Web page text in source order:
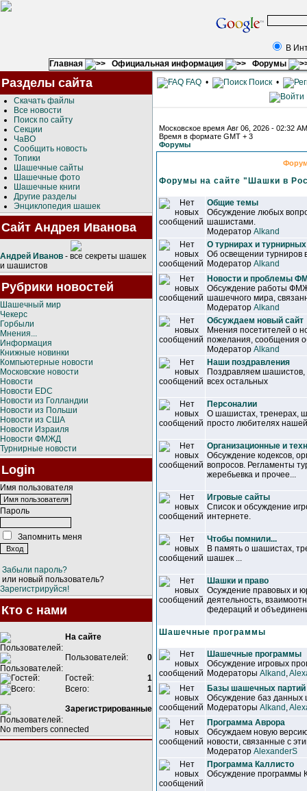
В
Главная
Официальная информация Форумы
Разделы сайта
Скачать файлы
Все новости
Поиск по сайту
Секции
ЧаВО
Сообщить новость
Топики
Шашечные сайты
Шашечные фото
Шашечные книги
Другие разделы
Энциклопедия шашек
Сайт Андрея Иванова
Андрей Иванов - все секреты шашек
и шашистов
Рубрики новостей
Шашечный мир
Чекерс
Горбыли
Мнения...
Информация
Книжные новинки
Компьютерные новости
Московские новости
Новости
Новости EDC
Новости из Голландии
Новости из Польши
Новости из США
Новости Израиля
Новости ФМЖД
Турнирные новости
Login
Имя пользователя
Пароль
Запомнить меня
Забыли пароль?
или новый пользователь?
Зарегистрируйся!
Кто с нами
На сайте
Пользователей: 0
Гостей:
1
Всего:
1
Зарегистрированные
No members connected
FAQ • Поиск •
Московское время Авг 06, 2026 - 02:32 AM
Время в формате GMT + 3
Форумы
Форумы на сайте "Шашки в
Общие темы
Обсуждение любых
шашистами.
Модератор Alkand
О турнирах и
Об освещении турниров
Модератор Alkand
Новости и проблемы
Обсуждение работы
шашечного мира,
Модератор Alkand
Обсуждаем новый сайт
Мнения посетителей о
пожелания, сообщения
Модератор Alkand
Наши поздравления
Поздравляем шашистов,
всех остальных
Персоналии
О шашистах, тренерах,
просто любителях
Организационные и
Обсуждение кодексов,
вопросов. Регламенты
жеребьевка и прочее...
Игровые сайты
Список и обсуждение
интернете.
Чтобы помнили...
В память о шашистах,
шашек ...
Шашки и право
Осуждение правовых и
деятельность,
федераций и
Шашечные программы
Шашечные программы
Обсуждение игровых
Модераторы Alkand ,
Базы шашечных партий
Обсуждение баз
Модераторы Alkand ,
Программа Аврора
Обсуждаем новую
новости, связанные с
Модератор AlexanderS
Программа Каллисто
Обсуждение программы